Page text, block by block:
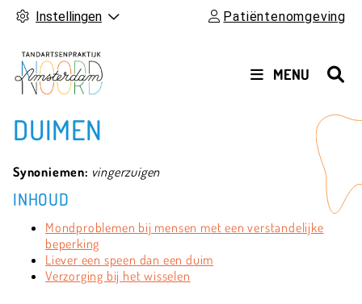
Instellingen Patiëntenomgeving
MENU
DUIMEN
Synoniemen: vingerzuigen
INHOUD
Mondproblemen bij mensen met een verstandelijke
beperking
Liever een speen dan een duim
Verzorging bij het wisselen